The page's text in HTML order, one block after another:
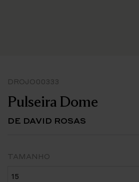
DROJO00333
Pulseira Dome
DE DAVID ROSAS
TAMANHO